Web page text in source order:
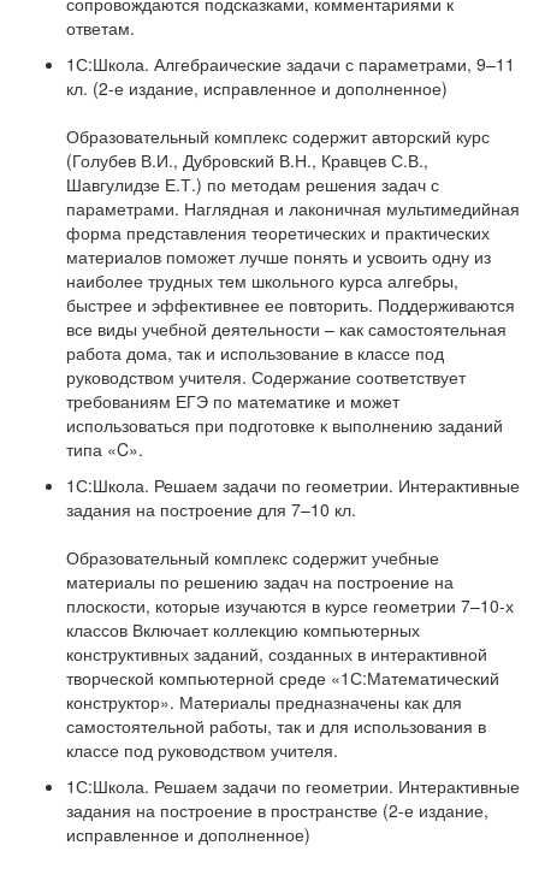
ответам.
1С:Школа. Алгебраические задачи с параметрами, 9–11
кл. (2-е издание, исправленное и дополненное)
Образовательный комплекс содержит авторский курс
(Голубев В.И., Дубровский В.Н., Кравцев С.В.,
Шавгулидзе Е.Т.) по методам решения задач с
параметрами. Наглядная и лаконичная мультимедийная
форма представления теоретических и практических
материалов поможет лучше понять и усвоить одну из
наиболее трудных тем школьного курса алгебры,
быстрее и эффективнее ее повторить. Поддерживаются
все виды учебной деятельности – как самостоятельная
работа дома, так и использование в классе под
руководством учителя. Содержание соответствует
требованиям ЕГЭ по математике и может
использоваться при подготовке к выполнению заданий
типа «C».
1С:Школа. Решаем задачи по геометрии. Интерактивные
задания на построение для 7–10 кл.
Образовательный комплекс содержит учебные
материалы по решению задач на построение на
плоскости, которые изучаются в курсе геометрии 7–10-х
классов Включает коллекцию компьютерных
конструктивных заданий, созданных в интерактивной
творческой компьютерной среде «1С:Математический
конструктор». Материалы предназначены как для
самостоятельной работы, так и для использования в
классе под руководством учителя.
1С:Школа. Решаем задачи по геометрии. Интерактивные
задания на построение в пространстве (2-е издание,
исправленное и дополненное)